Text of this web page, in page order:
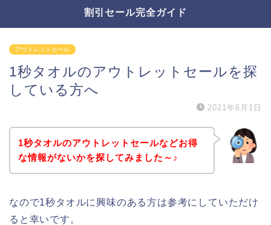
割引セール完全ガイド
アウトレットセール
1秒タオルのアウトレットセールを探
している方へ
2021年6月1日
1秒タオルのアウトレットセールなどお得
な情報がないかを探してみました～♪
なので1秒タオルに興味のある方は参考にしていただけ
ると幸いです。